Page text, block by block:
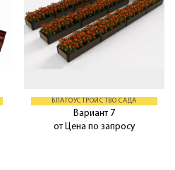
БЛАГОУСТРОЙСТВО САДА
Вариант 7
от Цена по запросу